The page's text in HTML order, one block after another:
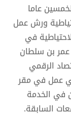
عاما
ورش عمل
في
عمر بن سلطان
الرقمي
عمل في مقر
المجندين في الخدمة